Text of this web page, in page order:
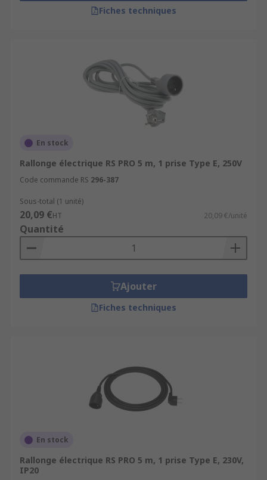
Fiches techniques
En stock
Rallonge électrique RS PRO 5 m, 1 prise Type E, 250V
Code commande RS 296-387
Sous-total (1 unité)
20,09 €HT 20,09 €/unité
Quantité
Ajouter
Fiches techniques
En stock
Rallonge électrique RS PRO 5 m, 1 prise Type E, 230V,
IP20